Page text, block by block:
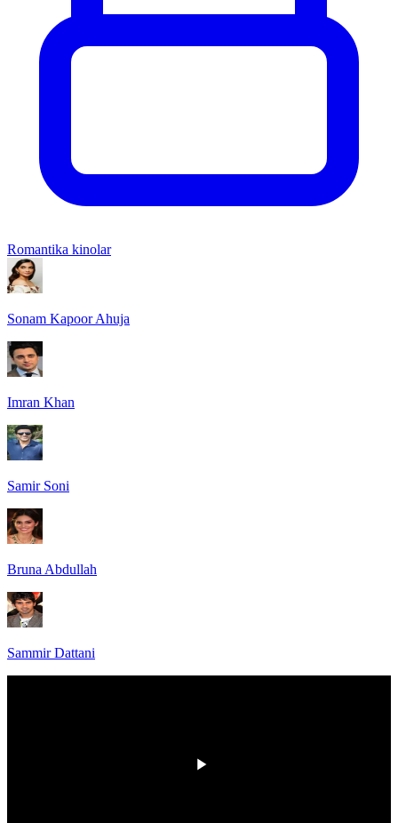
Romantika kinolar
Sonam Kapoor Ahuja
Imran Khan
Samir Soni
Bruna Abdullah
Sammir Dattani